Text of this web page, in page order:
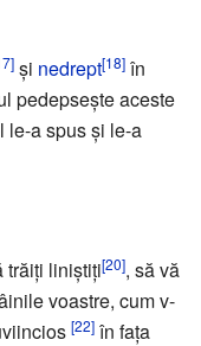
şi nedrept[18] în
pedepseşte aceste
le-a spus şi le-a
trăiţi liniştiţi[20], să vă
voastre, cum v-
[22] în faţa